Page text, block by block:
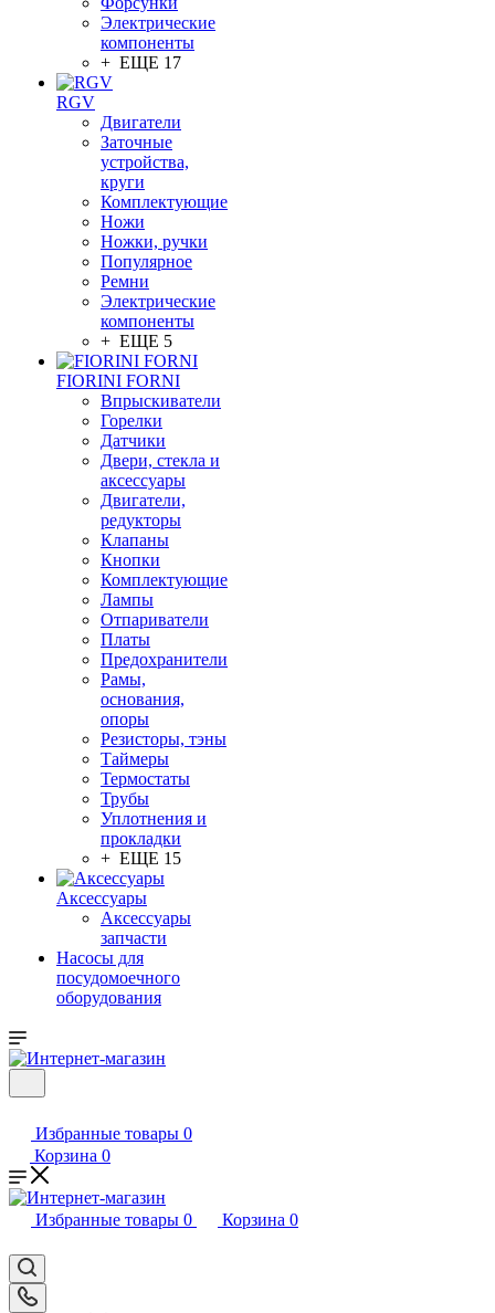
Электрические
компоненты
+ ЕЩЕ 17
RGV
Двигатели
Заточные
устройства,
круги
Комплектующие
Ножи
Ножки, ручки
Популярное
Ремни
Электрические
компоненты
+ ЕЩЕ 5
FIORINI FORNI
Впрыскиватели
Горелки
Датчики
Двери, стекла и
аксессуары
Двигатели,
редукторы
Клапаны
Кнопки
Комплектующие
Лампы
Отпариватели
Платы
Предохранители
Рамы,
основания,
опоры
Резисторы, тэны
Таймеры
Термостаты
Трубы
Уплотнения и
прокладки
+ ЕЩЕ 15
Аксессуары
Аксессуары
запчасти
Насосы для
посудомоечного
оборудования
Избранные товары 0
Корзина 0
Избранные товары 0 Корзина 0